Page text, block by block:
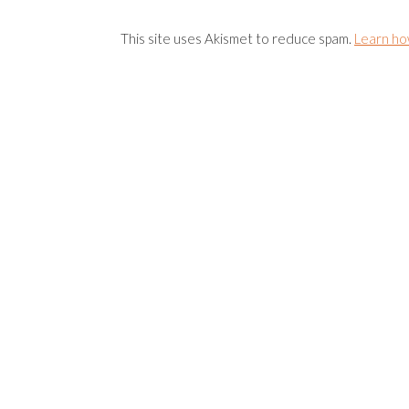
This site uses Akismet to reduce spam. Learn